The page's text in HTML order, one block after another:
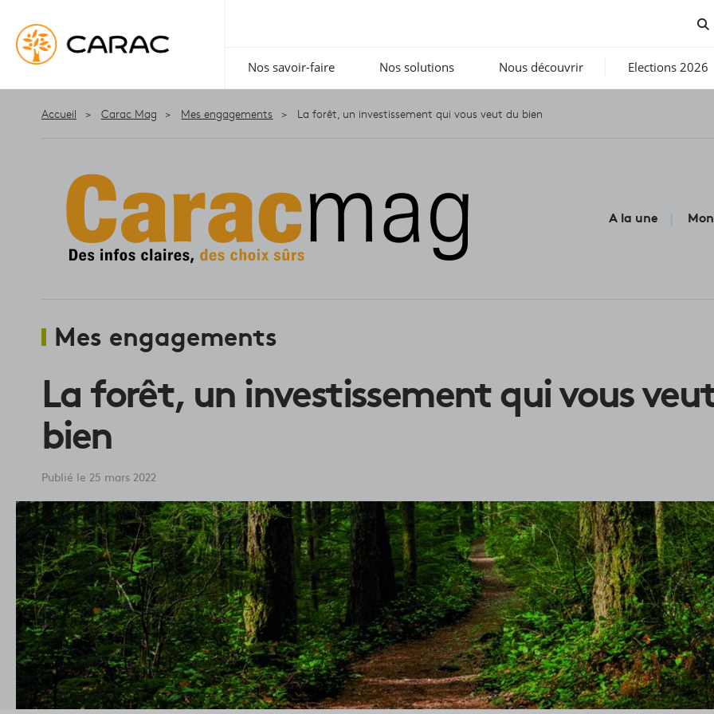
Nos savoir-faire Nos solutions Nous découvrir Elections 2026
Accueil Carac Mag Mes engagements La forêt, un investissement qui vous veut du bien
A la une
Mes engagements
La forêt, un investissement qui vous
bien
Publié le 25 mars 2022